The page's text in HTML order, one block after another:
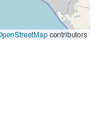
contributors